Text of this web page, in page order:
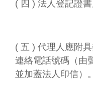
( 四 ) 法人登記證書
( 五 ) 代理人應附
連絡電話號碼（由
並加蓋法人印信）